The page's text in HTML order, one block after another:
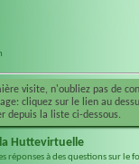
visite, n'oubliez pas de
cliquez sur le lien au
depuis la liste ci-dessous.
la Huttevirtuelle
réponses à des questions sur